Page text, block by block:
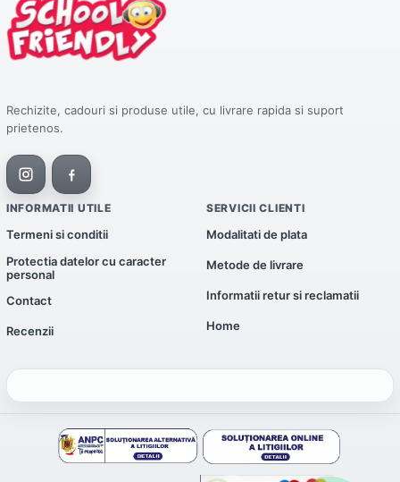
Rechizite, cadouri si produse utile, cu livrare rapida si suport
prietenos.
INFORMATII UTILE
Termeni si conditii
Protectia datelor cu caracter
personal
Contact
Recenzii
SERVICII CLIENTI
Modalitati de plata
Metode de livrare
Informatii retur si reclamatii
Home